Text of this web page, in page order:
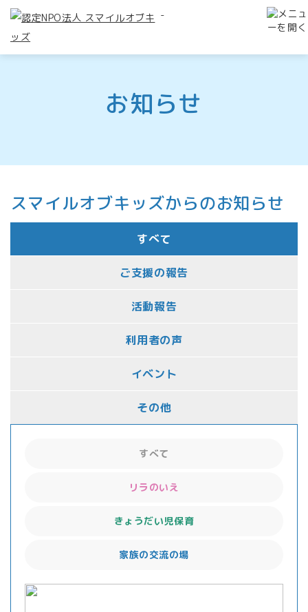
-
お知らせ
スマイルオブキッズからのお知らせ
すべて
ご支援の報告
活動報告
利用者の声
イベント
その他
すべて
リラのいえ
きょうだい児保育
家族の交流の場